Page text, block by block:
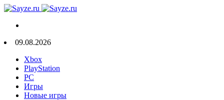
09.08.2026
Xbox
PlayStation
PC
Игры
Новые игры